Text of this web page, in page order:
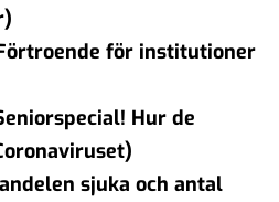
nde för institutioner
Hur de
sjuka och antal